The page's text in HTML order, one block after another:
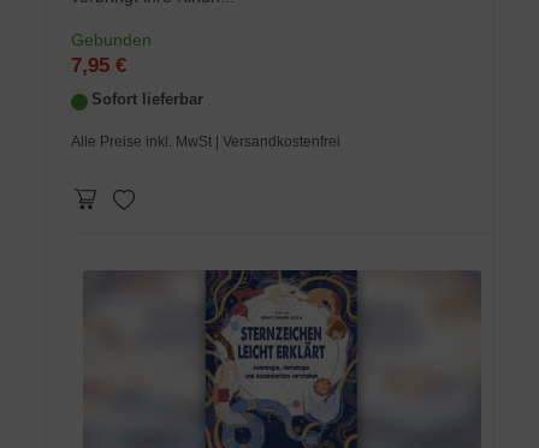
Gebunden
7,95 €
Sofort lieferbar
Alle Preise inkl. MwSt | Versandkostenfrei